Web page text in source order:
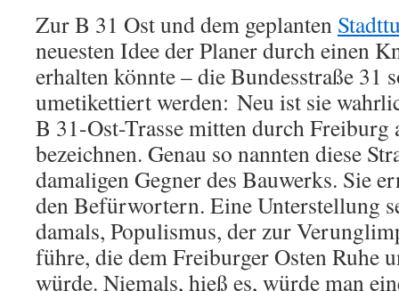
Zur B 31 Ost und dem geplanten
neuesten Idee der Planer durch einen
erhalten könnte – die Bundesstraße 31
umetikettiert werden: Neu ist sie
B 31-Ost-Trasse mitten durch Freiburg
bezeichnen. Genau so nannten diese
damaligen Gegner des Bauwerks. Sie
den Befürwortern. Eine Unterstellung
damals, Populismus, der zur
führe, die dem Freiburger Osten Ruhe
würde. Niemals, hieß es, würde man